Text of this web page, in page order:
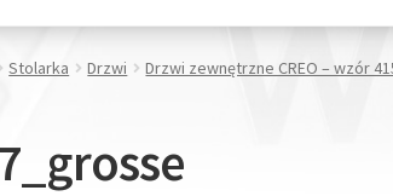
Stolarka Drzwi Drzwi zewnętrzne CREO – wzór